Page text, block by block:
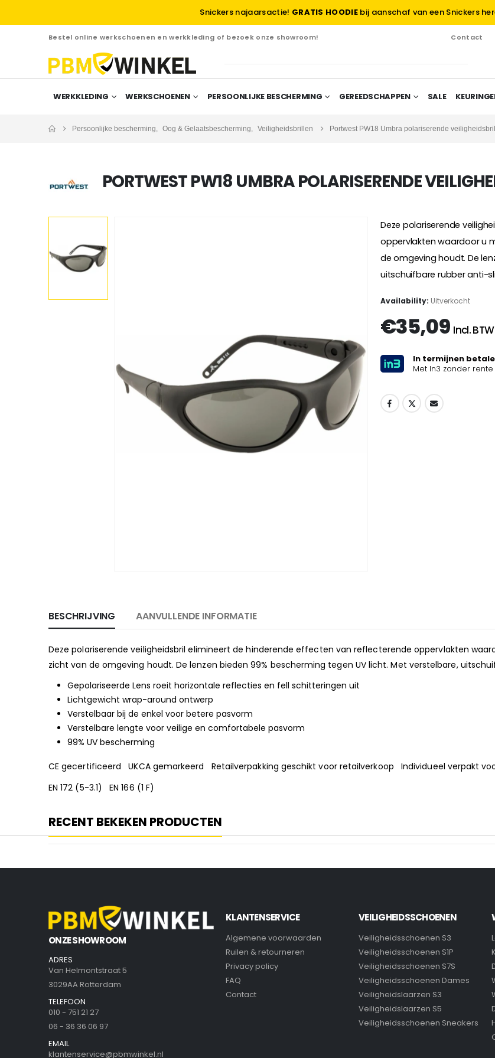
Snickers najaarsactie! GRATIS HOODIE bij aanschaf van een Snickers
Bestel online werkschoenen en werkkleding of bezoek onze showroom! Contact
WERKKLEDING WERKSCHOENEN PERSOONLIJKE BESCHERMING GEREEDSCHAPPEN SALE
Persoonlijke bescherming, Oog & Gelaatsbescherming, Veiligheidsbrillen Portwest PW18 Umbra polariserende veiligheidsbril
PORTWEST PW18 UMBRA POLARISERENDE
Deze polariserende
oppervlakten waardoor u
de omgeving houdt. De
uitschuifbare rubber anti-
Availability: Uitverkocht
€35,09 Incl. BTW
In termijnen
Met In3 zonder rente
BESCHRIJVING AANVULLENDE INFORMATIE
Deze polariserende veiligheidsbril elimineert de hinderende effecten van reflecterende oppervlakten
zicht van de omgeving houdt. De lenzen bieden 99% bescherming tegen UV licht. Met verstelbare,
Gepolariseerde Lens roeit horizontale reflecties en fell schitteringen uit
Lichtgewicht wrap-around ontwerp
Verstelbaar bij de enkel voor betere pasvorm
Verstelbare lengte voor veilige en comfortabele pasvorm
99% UV bescherming
CE gecertificeerd UKCA gemarkeerd Retailverpakking geschikt voor retailverkoop Individueel
EN 172 (5-3.1) EN 166 (1 F)
RECENT BEKEKEN PRODUCTEN
ONZE SHOWROOM
ADRES
Van Helmontstraat 5
3029AA Rotterdam
TELEFOON
010 - 751 21 27
06 - 36 36 06 97
EMAIL
klantenservice@pbmwinkel.nl
KLANTENSERVICE
Algemene voorwaarden
Ruilen & retourneren
Privacy policy
FAQ
Contact
VEILIGHEIDSSCHOENEN
Veiligheidsschoenen S3
Veiligheidsschoenen S1P
Veiligheidsschoenen S7S
Veiligheidsschoenen Dames
Veiligheidslaarzen S3
Veiligheidslaarzen S5
Veiligheidsschoenen Sneakers